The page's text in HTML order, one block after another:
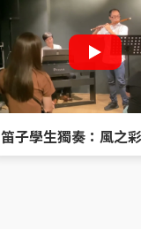
笛子學生獨奏：風之彩